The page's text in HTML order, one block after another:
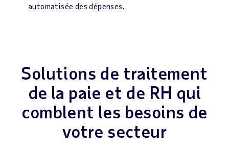
automatisée des dépenses.
Solutions de traitement
de la paie et de RH qui
comblent les besoins de
votre secteur